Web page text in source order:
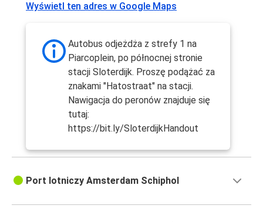
Wyświetl ten adres w Google Maps
Autobus odjeżdża z strefy 1 na
Piarcoplein, po północnej stronie
stacji Sloterdijk. Proszę podążać za
znakami "Hatostraat" na stacji.
Nawigacja do peronów znajduje się
tutaj:
https://bit.ly/SloterdijkHandout
Port lotniczy Amsterdam Schiphol